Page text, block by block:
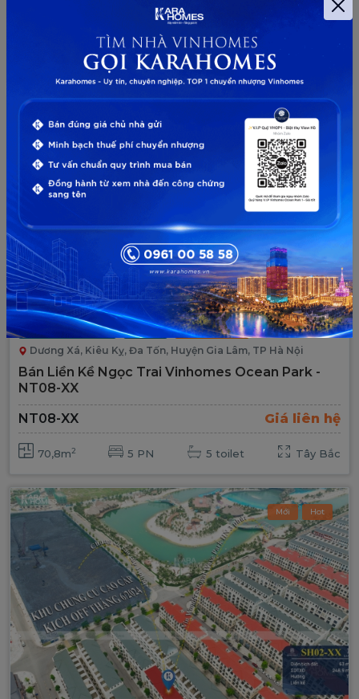
4 PN 4 toilet
Mới Hot
Vinhomes Ocean Park Ngọc Trai Chuyển Nhượng
Dương Xá, Kiêu Kỵ, Đa Tốn, Huyện Gia Lâm, TP Hà Nội
Bán Liền Kề Ngọc Trai Vinhomes Ocean Park -
NT08-XX
NT08-XX
Giá liên hệ
70,8m2 5 PN 5 toilet Tây Bắc
Mới Hot